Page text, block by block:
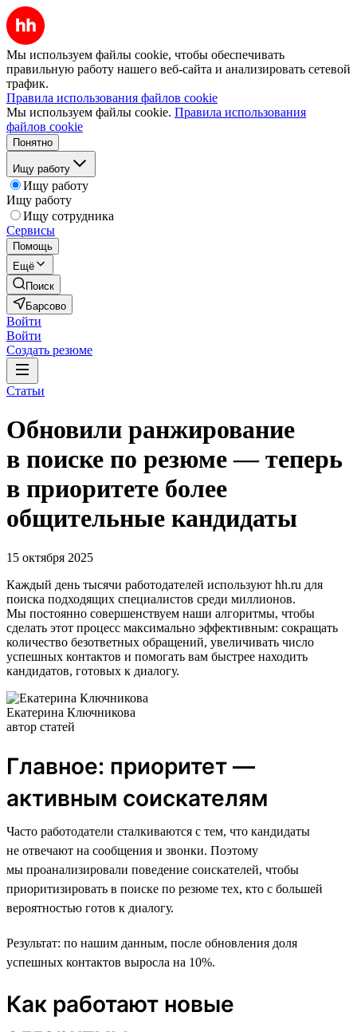
Мы используем файлы cookie, чтобы обеспечивать
правильную работу нашего веб-сайта и анализировать сетевой
трафик.
Правила использования файлов cookie
Мы используем файлы cookie. Правила использования
файлов cookie
Понятно
Ищу работу
Ищу работу
Ищу работу
Ищу сотрудника
Сервисы
Помощь
Ещё
Поиск
Барсово
Войти
Войти
Создать резюме
Статьи
Обновили ранжирование
в поиске по резюме — теперь
в приоритете более
общительные кандидаты
15 октября 2025
Каждый день тысячи работодателей используют hh.ru для
поиска подходящих специалистов среди миллионов.
Мы постоянно совершенствуем наши алгоритмы, чтобы
сделать этот процесс максимально эффективным: сокращать
количество безответных обращений, увеличивать число
успешных контактов и помогать вам быстрее находить
кандидатов, готовых к диалогу.
Екатерина Ключникова
автор статей
Главное: приоритет —
активным соискателям
Часто работодатели сталкиваются с тем, что кандидаты
не отвечают на сообщения и звонки. Поэтому
мы проанализировали поведение соискателей, чтобы
приоритизировать в поиске по резюме тех, кто с большей
вероятностью готов к диалогу.
Результат: по нашим данным, после обновления доля
успешных контактов выросла на 10%.
Как работают новые